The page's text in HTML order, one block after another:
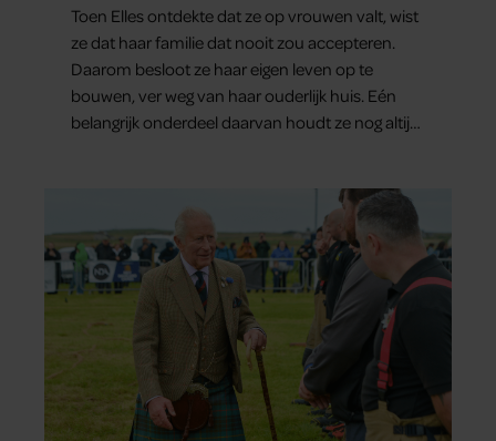
Toen Elles ontdekte dat ze op vrouwen valt, wist
ze dat haar familie dat nooit zou accepteren.
Daarom besloot ze haar eigen leven op te
bouwen, ver weg van haar ouderlijk huis. Eén
belangrijk onderdeel daarvan houdt ze nog altijd